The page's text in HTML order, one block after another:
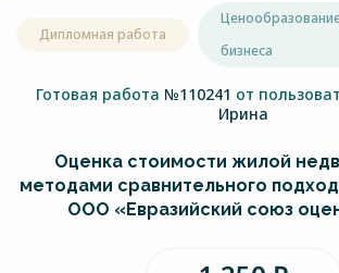
Дипломная работа
бизнеса
Готовая работа №110241 от
Ирина
Оценка стоимости жилой
методами сравнительного
ООО «Евразийский союз